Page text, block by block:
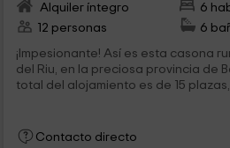
Alquiler íntegro
6
12 personas
6
¡Impesionante! Así es esta casona
del Riu, en la preciosa provincia de
total del alojamiento es de 15
Contacto directo